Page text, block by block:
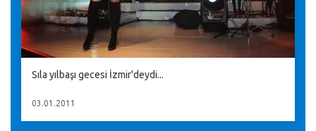
Sıla yılbaşı gecesi İzmir'deydi...
03.01.2011